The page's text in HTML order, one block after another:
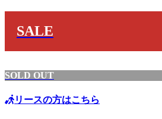
SALE
SOLD OUT
リースの方はこちら